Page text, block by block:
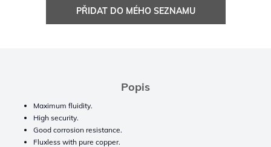
PŘIDAT DO MÉHO SEZNAMU
Popis
Maximum fluidity.
High security.
Good corrosion resistance.
Fluxless with pure copper.